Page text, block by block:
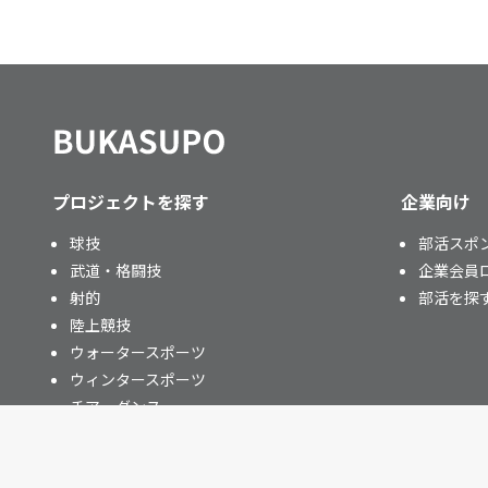
プロジェクトを探す
球技
武道・格闘技
射的
陸上競技
ウォータースポーツ
ウィンタースポーツ
チア・ダンス
企業向け
部活スポ
企業会員
部活を探